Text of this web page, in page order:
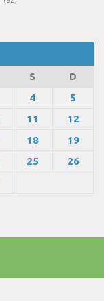
S
D
4
5
11
12
18
19
25
26